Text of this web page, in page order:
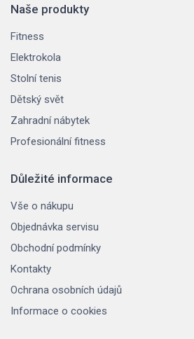
Naše produkty
Fitness
Elektrokola
Stolní tenis
Dětský svět
Zahradní nábytek
Profesionální fitness
Důležité informace
Vše o nákupu
Objednávka servisu
Obchodní podmínky
Kontakty
Ochrana osobních údajů
Informace o cookies